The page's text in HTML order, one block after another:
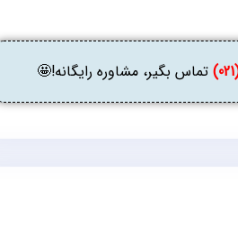
تماس بگیر، مشاوره رایگانه!🤩